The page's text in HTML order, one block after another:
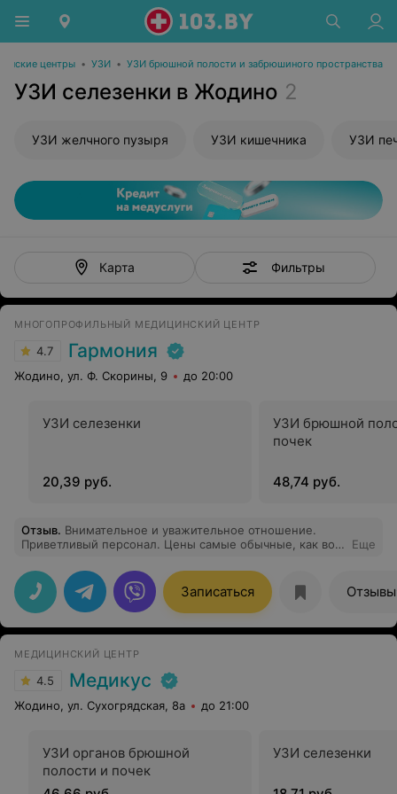
центры • УЗИ • УЗИ брюшной полости и забрюшиного пространства
УЗИ селезенки в Жодино 2
УЗИ желчного пузыря УЗИ кишечника УЗИ
Карта Фильтры
МНОГОПРОФИЛЬНЫЙ МЕДИЦИНСКИЙ ЦЕНТР
4.7 Гармония
Жодино, ул. Ф. Скорины, 9 до 20:00
УЗИ селезенки
20,39 руб.
УЗИ брюшной
почек
48,74 руб.
Отзыв. Внимательное и уважительное отношение.
Приветливый персонал. Цены самые обычные, как во
Еще
Записаться Отзывы
МЕДИЦИНСКИЙ ЦЕНТР
4.5 Медикус
Жодино, ул. Сухогрядская, 8а до 21:00
УЗИ органов брюшной
полости и почек
УЗИ селезенки